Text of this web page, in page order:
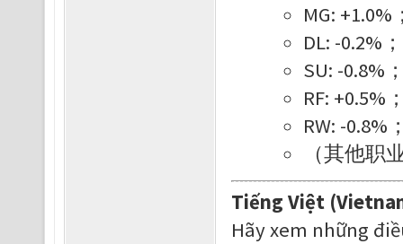
MG: +1.0%
DL: -0.2%；
SU: -0.8%
RF: +0.5%
RW: -0.8%
（其他职
Tiếng Việt
Hãy xem những